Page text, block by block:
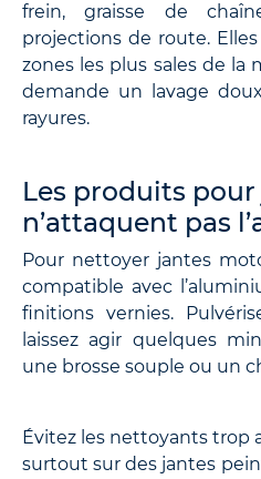
frein, graisse de
projections de route.
zones les plus sales de la
demande un lavage
rayures.
Les produits
n’attaquent pas
Pour nettoyer jantes
compatible avec
finitions vernies.
laissez agir quelques
une brosse souple ou un
Évitez les nettoyants trop
surtout sur des jantes